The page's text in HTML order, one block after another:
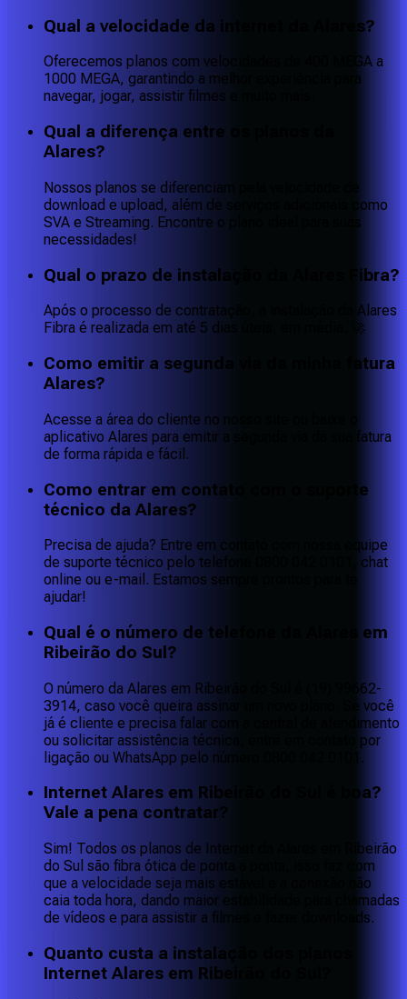
Qual a velocidade da internet da Alares?
Oferecemos planos com velocidades de 400 MEGA a
1000 MEGA, garantindo a melhor experiência para
navegar, jogar, assistir filmes e muito mais.
Qual a diferença entre os planos da
Alares?
Nossos planos se diferenciam pela velocidade de
download e upload, além de serviços adicionais como
SVA e Streaming. Encontre o plano ideal para suas
necessidades!
Qual o prazo de instalação da Alares Fibra?
Após o processo de contratação, a instalação da Alares
Fibra é realizada em até 5 dias úteis, em média. 🚀
Como emitir a segunda via da minha fatura
Alares?
Acesse a área do cliente no nosso site ou baixe o
aplicativo Alares para emitir a segunda via da sua fatura
de forma rápida e fácil.
Como entrar em contato com o suporte
técnico da Alares?
Precisa de ajuda? Entre em contato com nossa equipe
de suporte técnico pelo telefone 0800 042 0101, chat
online ou e-mail. Estamos sempre prontos para te
ajudar!
Qual é o número de telefone da Alares em
Ribeirão do Sul?
O número da Alares em Ribeirão do Sul é (19) 99662-
3914, caso você queira assinar um novo plano. Se você
já é cliente e precisa falar com a central de atendimento
ou solicitar assistência técnica, entre em contato por
ligação ou WhatsApp pelo número 0800 042 0101.
Internet Alares em Ribeirão do Sul é boa?
Vale a pena contratar?
Sim! Todos os planos de Internet da Alares em Ribeirão
do Sul são fibra ótica de ponta a ponta, isso faz com
que a velocidade seja mais estável e a conexão não
caia toda hora, dando maior estabilidade para chamadas
de vídeos e para assistir a filmes e fazer downloads.
Quanto custa a instalação dos planos
Internet Alares em Ribeirão do Sul?